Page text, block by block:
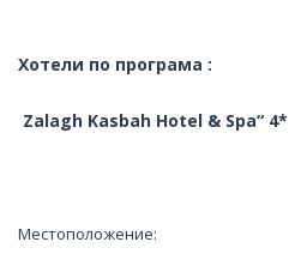
Хотели по програма :
Zalagh Kasbah Hotel & Spa“ 4*
Местоположение: